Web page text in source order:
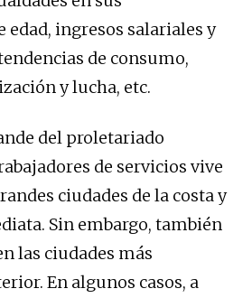
edad, ingresos salariales y
de consumo,
y lucha, etc.
del proletariado
de servicios vive
ciudades de la costa y
Sin embargo, también
las ciudades más
En algunos casos, a